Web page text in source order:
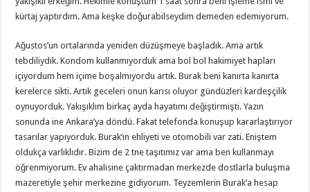
kürtaj yaptırdım. Ama keşke doğurabilseydim demeden edemiyorum.
Ağustos’un ortalarında yeniden düzüşmeye başladık. Ama artık
tebdiliydik. Kondom kullanmıyorduk ama bol bol hakimiyet hapları
içiyordum hem içime boşalmıyordu artık. Burak beni kanırta kanırta
kerelerce sikti. Artık geceleri onun karısı oluyor gündüzleri kardeşçilik
oynuyorduk. Yakışıklım birkaç ayda hayatımı değiştirmişti. Yazın
sonunda ine Ankara’ya döndü. Fakat telefonda konuşup kararlaştırıyor
tasarılar yapıyorduk. Burak’ın ehliyeti ve otomobili var zati. Eniştem
oldukça varlıklıdır. Bizim de 2 tne taşıtımız var ama ben kullanmayı
öğrenmiyorum. Ev ahalisine çaktırmadan merkezde dostlarla buluşma
mazeretiyle şehir merkezine gidiyorum. Teyzemlerin Burak’a hesap